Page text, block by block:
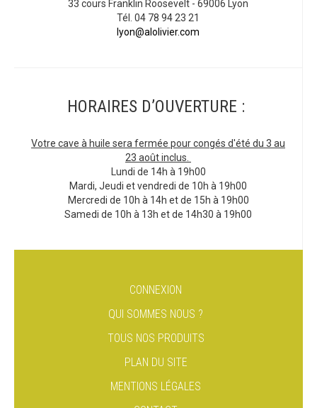
33 cours Franklin Roosevelt - 69006 Lyon
Tél. 04 78 94 23 21
lyon@alolivier.com
HORAIRES D’OUVERTURE :
Votre cave à huile sera fermée pour congés d'été du 3 au
23 août inclus.
Lundi de 14h à 19h00
Mardi, Jeudi et vendredi de 10h à 19h00
Mercredi de 10h à 14h et de 15h à 19h00
Samedi de 10h à 13h et de 14h30 à 19h00
CONNEXION
QUI SOMMES NOUS ?
TOUS NOS PRODUITS
PLAN DU SITE
MENTIONS LÉGALES